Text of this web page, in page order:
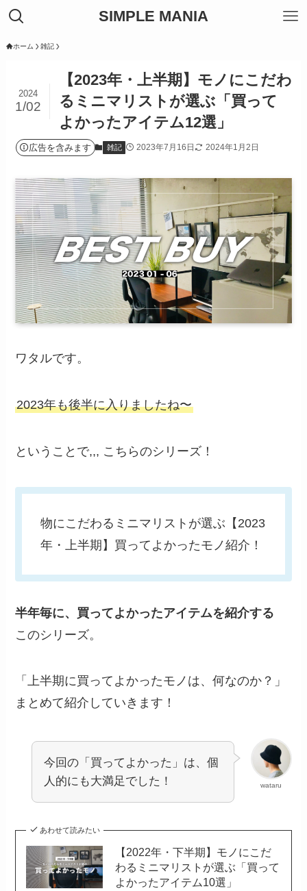
SIMPLE MANIA
ホーム 雑記
【2023年・上半期】モノにこだわ
るミニマリストが選ぶ「買って
よかったアイテム12選」
2024
1/02
広告を含みます 雑記 2023年7月16日 2024年1月2日
ワタルです。
2023年も後半に入りましたね〜
ということで,,, こちらのシリーズ！
物にこだわるミニマリストが選ぶ【2023
年・上半期】買ってよかったモノ紹介！
半年毎に、買ってよかったアイテムを紹介する
このシリーズ。
「上半期に買ってよかったモノは、何なのか？」
まとめて紹介していきます！
wataru
今回の「買ってよかった」は、個
人的にも大満足でした！
あわせて読みたい
【2022年・下半期】モノにこだ
わるミニマリストが選ぶ「買って
よかったアイテム10選」